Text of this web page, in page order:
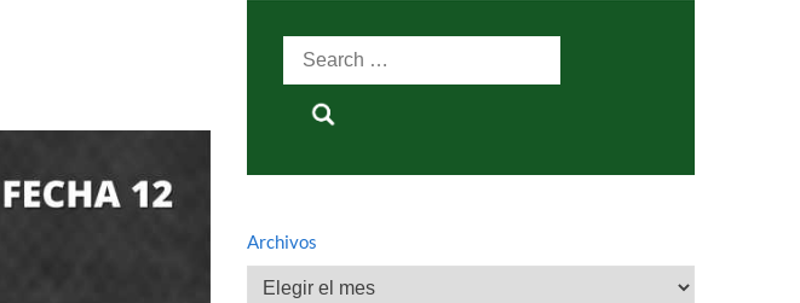
Search
for:
Archivos
Archivos